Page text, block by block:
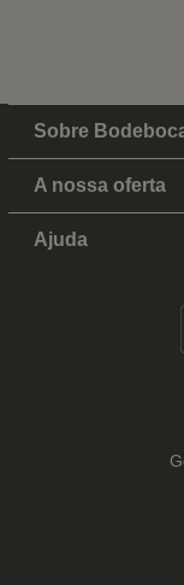
Sobre
A nossa oferta
Ajuda